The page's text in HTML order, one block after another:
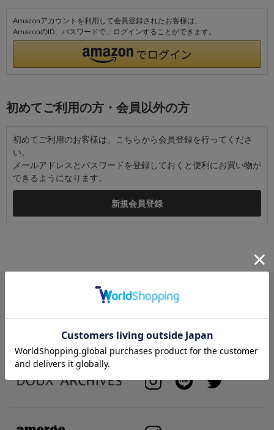
Amazonアカウントを利用して会員登録されたお客様は、
AmazonのID、パスワードで、ログインすることができます。
初めてご利用の方・会員以外の方
初めてご利用のお客様は、こちらから会員登録を行ってくださ
い。
メールアドレスとパスワードを登録しておくと便利にお買い物が
できるようになります。